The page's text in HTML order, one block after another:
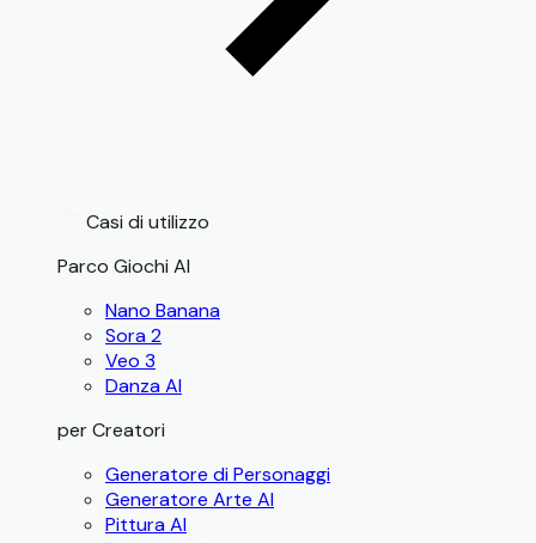
Casi di utilizzo
Parco Giochi AI
Nano Banana
Sora 2
Veo 3
Danza AI
per Creatori
Generatore di Personaggi
Generatore Arte AI
Pittura AI